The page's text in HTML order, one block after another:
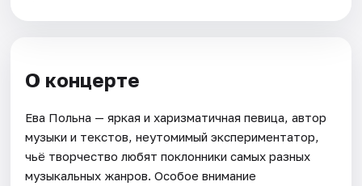
О концерте
Ева Польна — яркая и харизматичная певица, автор
музыки и текстов, неутомимый экспериментатор,
чьё творчество любят поклонники самых разных
музыкальных жанров. Особое внимание